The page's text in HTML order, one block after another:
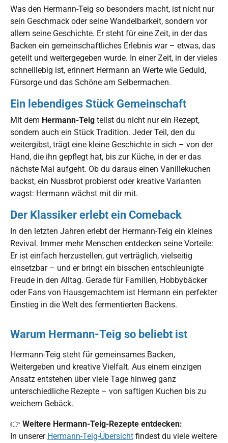
Was den Hermann-Teig so besonders macht, ist nicht nur
sein Geschmack oder seine Wandelbarkeit, sondern vor
allem seine Geschichte. Er steht für eine Zeit, in der das
Backen ein gemeinschaftliches Erlebnis war – etwas, das
geteilt und weitergegeben wurde. In einer Zeit, in der vieles
schnelllebig ist, erinnert Hermann an Werte wie Geduld,
Fürsorge und das Schöne am Selbermachen.
Ein lebendiges Stück Gemeinschaft
Mit dem Hermann-Teig teilst du nicht nur ein Rezept,
sondern auch ein Stück Tradition. Jeder Teil, den du
weitergibst, trägt eine kleine Geschichte in sich – von der
Hand, die ihn gepflegt hat, bis zur Küche, in der er das
nächste Mal aufgeht. Ob du daraus einen Vanillekuchen
backst, ein Nussbrot probierst oder kreative Varianten
wagst: Hermann wächst mit dir mit.
Der Klassiker erlebt ein Comeback
In den letzten Jahren erlebt der Hermann-Teig ein kleines
Revival. Immer mehr Menschen entdecken seine Vorteile:
Er ist einfach herzustellen, gut verträglich, vielseitig
einsetzbar – und er bringt ein bisschen entschleunigte
Freude in den Alltag. Gerade für Familien, Hobbybäcker
oder Fans von Hausgemachtem ist Hermann ein perfekter
Einstieg in die Welt des fermentierten Backens.
Warum Hermann-Teig so beliebt ist
Hermann-Teig steht für gemeinsames Backen,
Weitergeben und kreative Vielfalt. Aus einem einzigen
Ansatz entstehen über viele Tage hinweg ganz
unterschiedliche Rezepte – von saftigen Kuchen bis zu
weichem Gebäck.
👉 Weitere Hermann-Teig-Rezepte entdecken:
In unserer Hermann-Teig-Übersicht findest du viele weitere